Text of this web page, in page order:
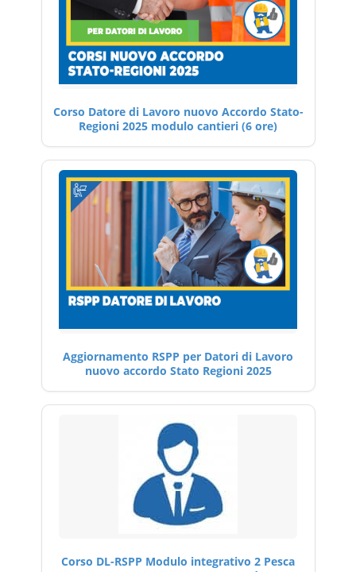
Corso Datore di Lavoro nuovo Accordo Stato-
Regioni 2025 modulo cantieri (6 ore)
Aggiornamento RSPP per Datori di Lavoro
nuovo accordo Stato Regioni 2025
Corso DL-RSPP Modulo integrativo 2 Pesca